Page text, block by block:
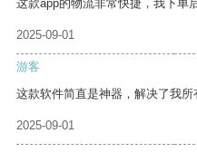
这款app的物流非常快捷，我下单
2025-09-01
游客
这款软件简直是神器，解决了我所
2025-09-01